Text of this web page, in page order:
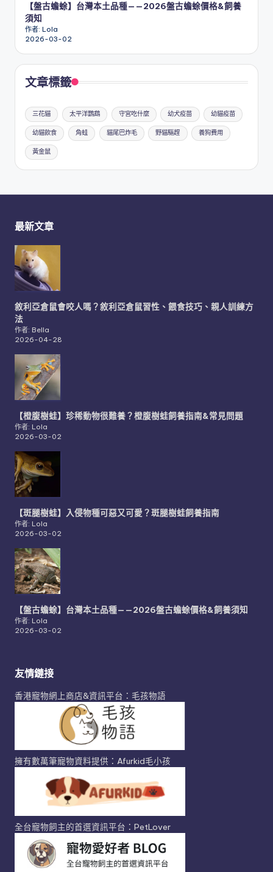
【盤古蟾蜍】台灣本土品種——2026盤古蟾蜍價格&飼養
須知
作者: Lola
2026-03-02
文章標籤
三花貓 太平洋鸚鵡 守宮吃什麼 幼犬疫苗 幼貓疫苗
幼貓飲食 角蛙 貓尾巴炸毛 野貓驅趕 養狗費用
黃金鼠
最新文章
敘利亞倉鼠會咬人嗎？敘利亞倉鼠習性、餵食技巧、親人訓練方
法
作者: Bella
2026-04-28
【橙腹樹蛙】珍稀動物很難養？橙腹樹蛙飼養指南&常見問題
作者: Lola
2026-03-02
【斑腿樹蛙】入侵物種可惡又可愛？斑腿樹蛙飼養指南
作者: Lola
2026-03-02
【盤古蟾蜍】台灣本土品種——2026盤古蟾蜍價格&飼養須知
作者: Lola
2026-03-02
友情鏈接
香港寵物網上商店&資訊平台：毛孩物語
擁有數萬筆寵物資料提供：Afurkid毛小孩
全台寵物飼主的首選資訊平台：PetLover